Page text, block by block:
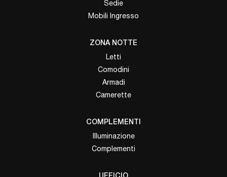
Sedie
Mobili Ingresso
ZONA NOTTE
Letti
Comodini
Armadi
Camerette
COMPLEMENTI
Illuminazione
Complementi